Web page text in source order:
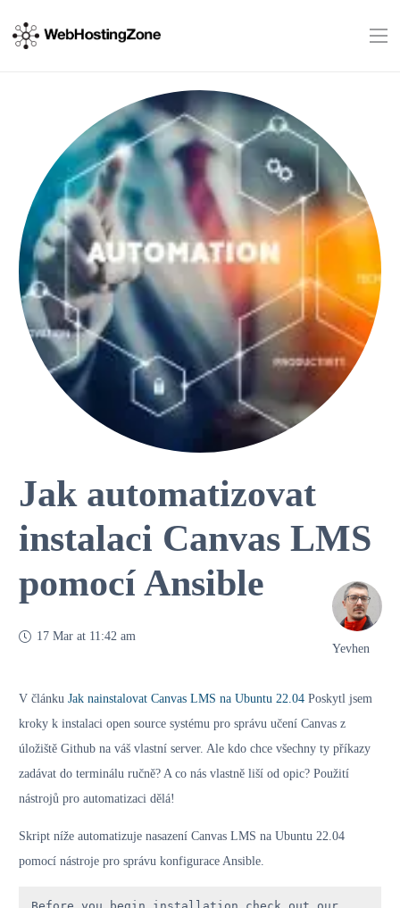
Jak automatizovat
instalaci Canvas LMS
pomocí Ansible
17 Mar at 11:42 am
Yevhen
V článku Jak nainstalovat Canvas LMS na Ubuntu 22.04 Poskytl jsem
kroky k instalaci open source systému pro správu učení Canvas z
úložiště Github na váš vlastní server. Ale kdo chce všechny ty příkazy
zadávat do terminálu ručně? A co nás vlastně liší od opic? Použití
nástrojů pro automatizaci dělá!
Skript níže automatizuje nasazení Canvas LMS na Ubuntu 22.04
pomocí nástroje pro správu konfigurace Ansible.